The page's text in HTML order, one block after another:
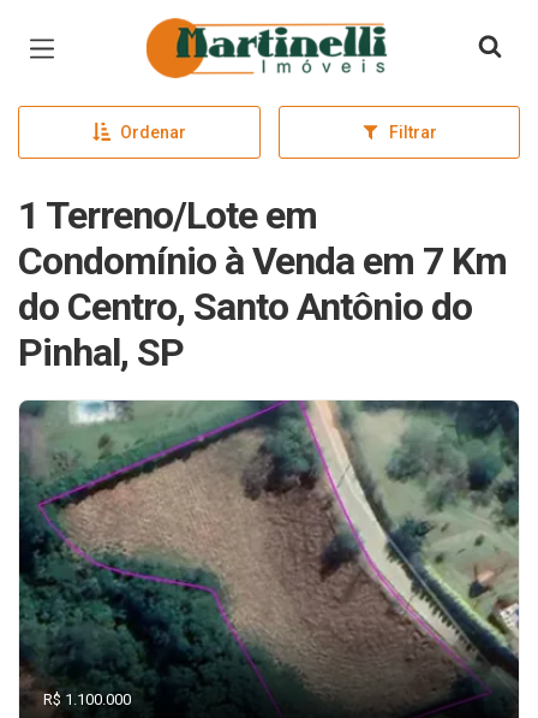
Página inicial
Ordenar Filtrar
1 Terreno/Lote em
Condomínio à Venda em 7 Km
do Centro, Santo Antônio do
Pinhal, SP
R$ 1.100.000